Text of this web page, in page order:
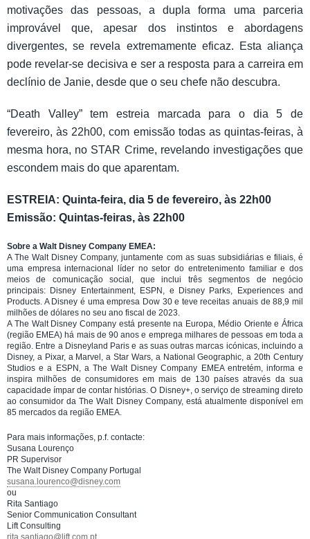
motivações das pessoas, a dupla forma uma parceria
improvável que, apesar dos instintos e abordagens
divergentes, se revela extremamente eficaz. Esta aliança
pode revelar-se decisiva e ser a resposta para a carreira em
declínio de Janie, desde que o seu chefe não descubra.
“Death Valley” tem estreia marcada para o dia 5 de
fevereiro, às 22h00, com emissão todas as quintas-feiras, à
mesma hora, no STAR Crime, revelando investigações que
escondem mais do que aparentam.
ESTREIA: Quinta-feira, dia 5 de fevereiro, às 22h00
Emissão: Quintas-feiras, às 22h00
Sobre a Walt Disney Company EMEA:
A The Walt Disney Company, juntamente com as suas subsidiárias e filiais, é
uma empresa internacional líder no setor do entretenimento familiar e dos
meios de comunicação social, que inclui três segmentos de negócio
principais: Disney Entertainment, ESPN, e Disney Parks, Experiences and
Products. A Disney é uma empresa Dow 30 e teve receitas anuais de 88,9 mil
milhões de dólares no seu ano fiscal de 2023.
A The Walt Disney Company está presente na Europa, Médio Oriente e África
(região EMEA) há mais de 90 anos e emprega milhares de pessoas em toda a
região. Entre a Disneyland Paris e as suas outras marcas icónicas, incluindo a
Disney, a Pixar, a Marvel, a Star Wars, a National Geographic, a 20th Century
Studios e a ESPN, a The Walt Disney Company EMEA entretém, informa e
inspira milhões de consumidores em mais de 130 países através da sua
capacidade ímpar de contar histórias. O Disney+, o serviço de streaming direto
ao consumidor da The Walt Disney Company, está atualmente disponível em
85 mercados da região EMEA.
Para mais informações, p.f. contacte:
Susana Lourenço
PR Supervisor
The Walt Disney Company Portugal
susana.lourenco@disney.com
ou
Rita Santiago
Senior Communication Consultant
Lift Consulting
rita.santiago@lift.com.pt